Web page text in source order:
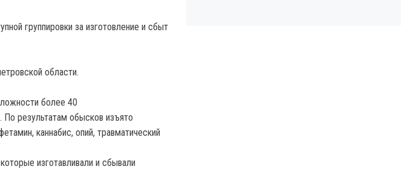
группировки за изготовление и сбыт
области.
более 40
результатам обысков изъято
каннабис, опий, травматический
изготавливали и сбывали